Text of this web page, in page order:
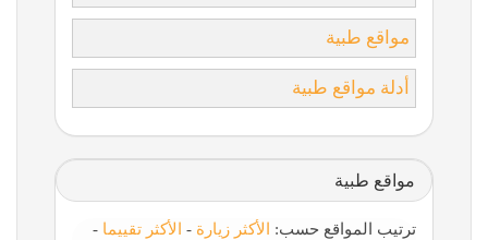
مواقع طبية
أدلة مواقع طبية
مواقع طبية
ترتيب المواقع حسب: الأكثر زيارة - الأكثر تقييما -